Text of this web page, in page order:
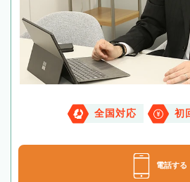
全国対応 初
電話する